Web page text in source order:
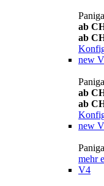
ab
ab
new
ab
ab
new
mehr
V4